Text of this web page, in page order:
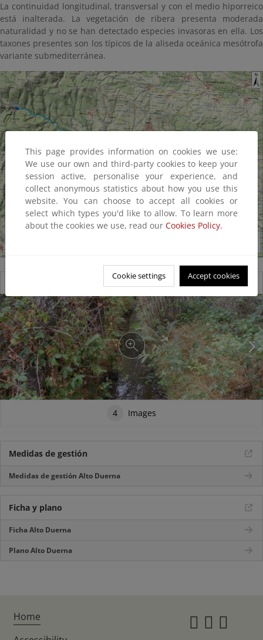
La continuidad longitudinal, transversal y con el medio hiporreico
está inalterada. La vegetación de ribera presenta moderada
naturalidad y no se han detectado especies invasoras en ella. Los
taxones presentes son los típicos de la aliseda oceánica mesótrofa
variante submediterránea.
4 Images
Medidas de gestión
Medidas de gestión Alto Duerna
Ficha y plano
Ficha Alto Duerna
Plano Alto Duerna
This page provides information on cookies we use:
We use our own and third-party cookies to keep your
session active, personalise your experience, and
collect anonymous statistics about how you use this
website. You can choose to accept all cookies or
select which types you'd like to allow. To learn more
about the cookies we use, read our Cookies Policy.
Cookie settings Accept cookies
Home